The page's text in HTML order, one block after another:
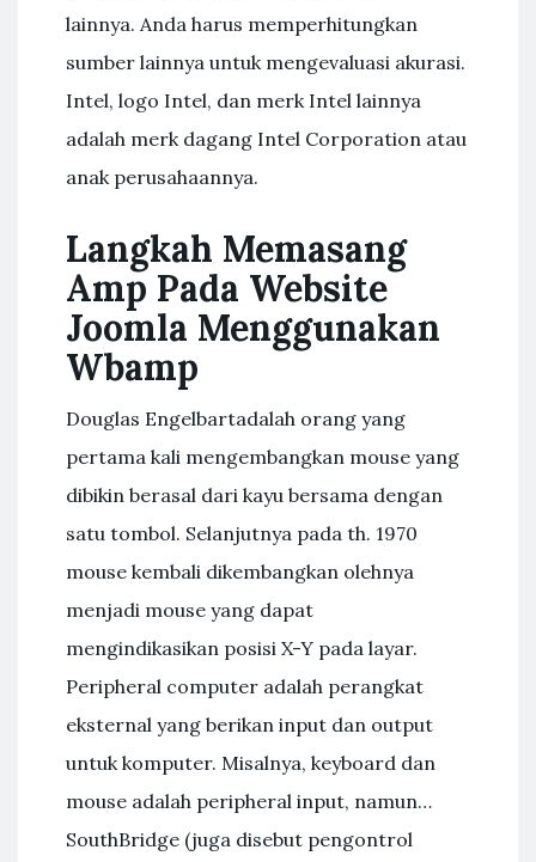
lainnya. Anda harus memperhitungkan
sumber lainnya untuk mengevaluasi akurasi.
Intel, logo Intel, dan merk Intel lainnya
adalah merk dagang Intel Corporation atau
anak perusahaannya.
Langkah Memasang
Amp Pada Website
Joomla Menggunakan
Wbamp
Douglas Engelbartadalah orang yang
pertama kali mengembangkan mouse yang
dibikin berasal dari kayu bersama dengan
satu tombol. Selanjutnya pada th. 1970
mouse kembali dikembangkan olehnya
menjadi mouse yang dapat
mengindikasikan posisi X-Y pada layar.
Peripheral computer adalah perangkat
eksternal yang berikan input dan output
untuk komputer. Misalnya, keyboard dan
mouse adalah peripheral input, namun…
SouthBridge (juga disebut pengontrol